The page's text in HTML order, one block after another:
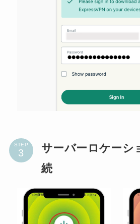
STEP
サーバーロケーシ
続